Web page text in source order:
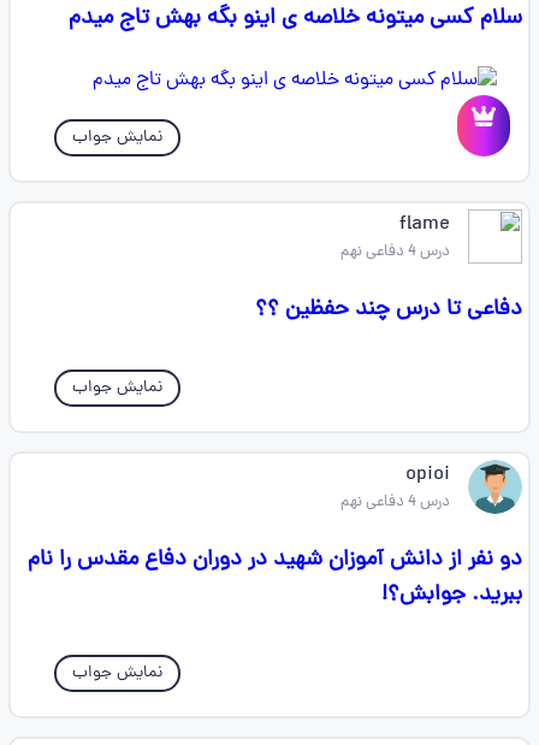
سلام کسی میتونه خلاصه ی اینو بگه بهش تاج میدم
نمایش جواب
flame
درس 4 دفاعی نهم
دفاعی تا درس چند حفظین ؟؟‌‌
نمایش جواب
opioi
درس 4 دفاعی نهم
دو نفر از دانش آموزان شهید در دوران دفاع مقدس را نام
ببرید. جوابش؟!
نمایش جواب